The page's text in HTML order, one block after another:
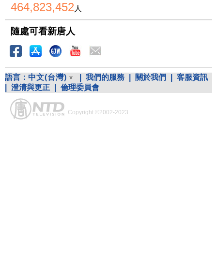
464,823,452 人
隨處可看新唐人
語言： 中文(台灣) 我們的服務 關於我們
客服資訊
澄清與更正 倫理委員會
Copyright ©2002-2023